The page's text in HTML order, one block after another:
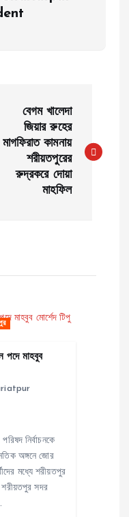
বেগম খালেদা
জিয়ার রুহের
মাগফিরাত কামনায়
শরীয়তপুরের
রুদ্রকরে দোয়া
মাহফিল
পদে মাহবুব
নির্বাচনকে
অঙ্গনে জোর
মধ্যে শরীয়তপুর
শরীয়তপুর সদর